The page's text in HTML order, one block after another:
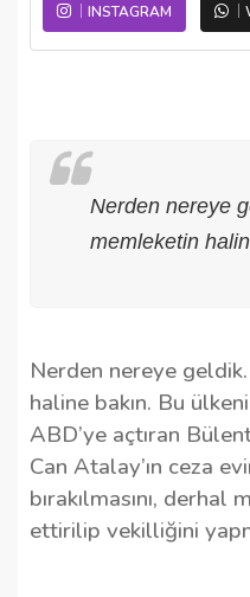
INSTAGRAM
Nerden nereye
memleketin
Nerden nereye
haline bakın. Bu
ABD’ye açtıran
Can Atalay’ın ceza
bırakılmasını,
ettirilip vekilliğini